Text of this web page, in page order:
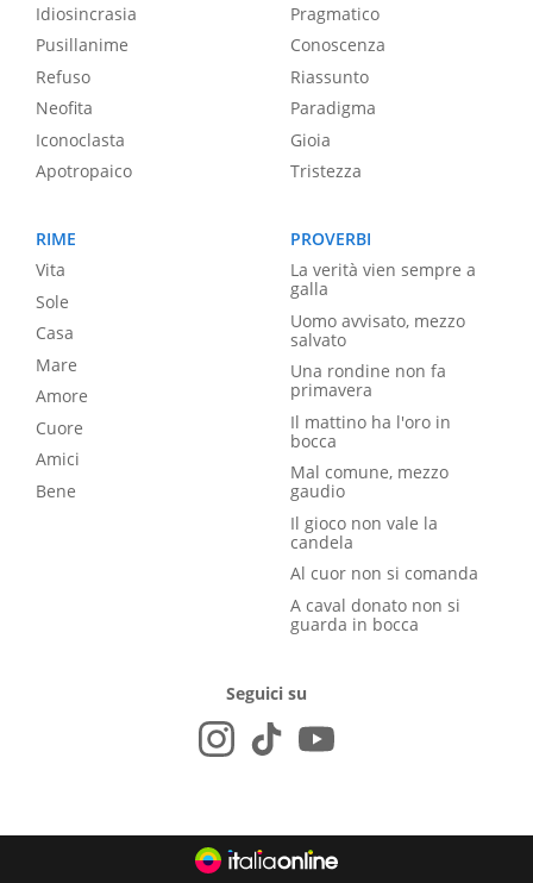
Idiosincrasia
Pusillanime
Refuso
Neofita
Iconoclasta
Apotropaico
Pragmatico
Conoscenza
Riassunto
Paradigma
Gioia
Tristezza
RIME
Vita
Sole
Casa
Mare
Amore
Cuore
Amici
Bene
PROVERBI
La verità vien sempre a
galla
Uomo avvisato, mezzo
salvato
Una rondine non fa
primavera
Il mattino ha l'oro in
bocca
Mal comune, mezzo
gaudio
Il gioco non vale la
candela
Al cuor non si comanda
A caval donato non si
guarda in bocca
Seguici su